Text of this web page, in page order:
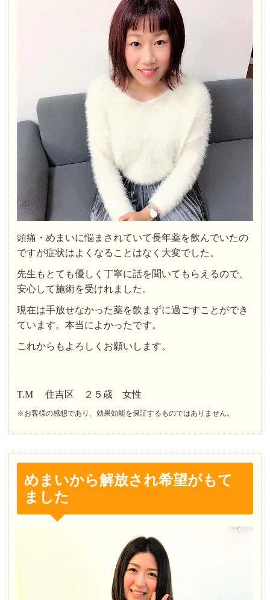
頭痛・めまいに悩まされていて長年薬を飲んでいたの
ですが症状はよくなることはなく大変でした。
先生もとても優しく丁寧に話を聞いてもらえるので、
安心して施術を受けれました。
現在は手放せなかった薬を飲まずに過ごすことができ
ています。本当によかったです。
これからもよろしくお願いします。
T.M 住吉区 ２５歳 女性
※お客様の感想であり、効果効能を保証するものではありません。
めまいから解放され希望がもて
ました